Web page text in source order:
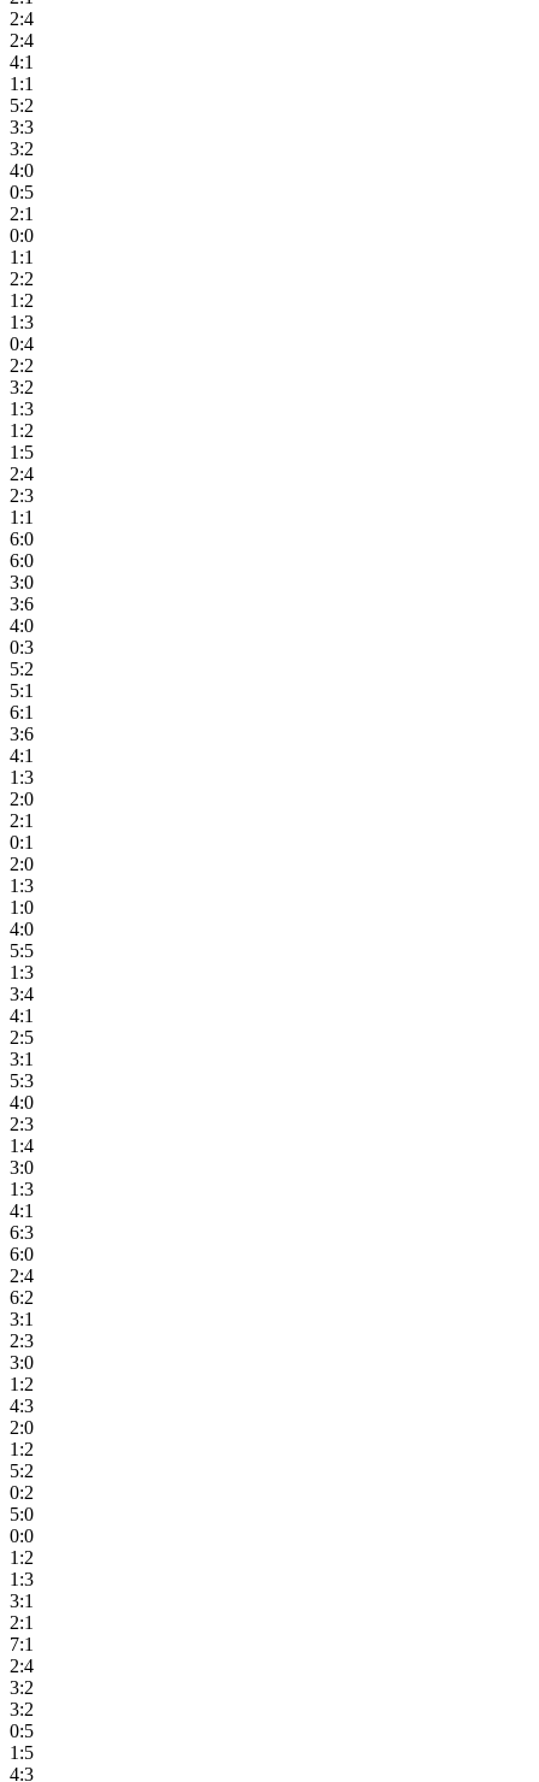
2:4
2:4
4:1
1:1
5:2
3:3
3:2
4:0
0:5
2:1
0:0
1:1
2:2
1:2
1:3
0:4
2:2
3:2
1:3
1:2
1:5
2:4
2:3
1:1
6:0
6:0
3:0
3:6
4:0
0:3
5:2
5:1
6:1
3:6
4:1
1:3
2:0
2:1
0:1
2:0
1:3
1:0
4:0
5:5
1:3
3:4
4:1
2:5
3:1
5:3
4:0
2:3
1:4
3:0
1:3
4:1
6:3
6:0
2:4
6:2
3:1
2:3
3:0
1:2
4:3
2:0
1:2
5:2
0:2
5:0
0:0
1:2
1:3
3:1
2:1
7:1
2:4
3:2
3:2
0:5
1:5
4:3